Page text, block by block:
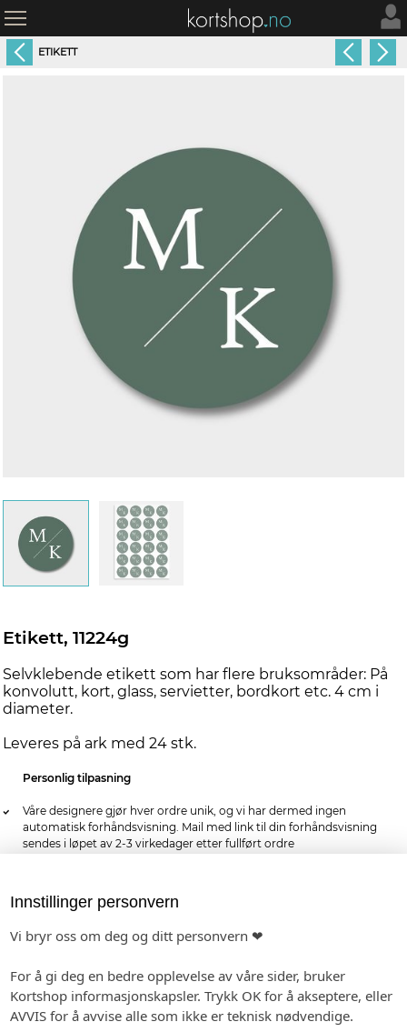
ETIKETT
Etikett, 11224g
Selvklebende etikett som har flere bruksområder: På
konvolutt, kort, glass, servietter, bordkort etc. 4 cm i
diameter.
Leveres på ark med 24 stk.
Personlig tilpasning
Våre designere gjør hver ordre unik, og vi har dermed ingen
automatisk forhåndsvisning. Mail med link til din forhåndsvisning
sendes i løpet av 2-3 virkedager etter fullført ordre
kr 6,00
MATCHENDE PRODUKTER:
SAVE THE DATE
BORDKORT I PAPIR BORDNUMMER I PAPIR
Innstillinger personvern
Vi bryr oss om deg og ditt personvern ❤
For å gi deg en bedre opplevelse av våre sider, bruker
Kortshop informasjonskapsler. Trykk OK for å akseptere, eller
AVVIS for å avvise alle som ikke er teknisk nødvendige.